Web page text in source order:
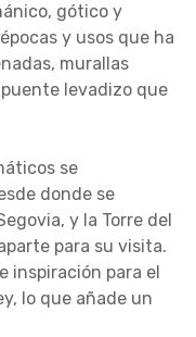
gótico y
y usos que ha
murallas
levadizo que
se
donde se
y la Torre del
para su visita.
inspiración para el
lo que añade un